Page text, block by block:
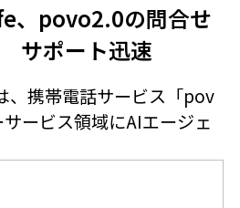
、povo2.0の問合せ
サポート迅速
、携帯電話サービス「pov
ービス領域にAIエージェ